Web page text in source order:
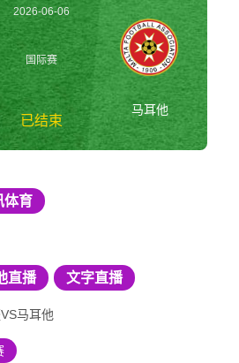
2026-06-06
02:00:00
国际赛
已结束
马耳他
体育
直播 文字直播
马耳他